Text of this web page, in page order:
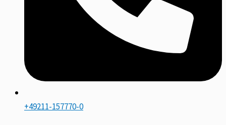
+49211-157770-0